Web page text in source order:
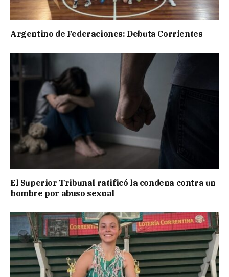
Argentino de Federaciones: Debuta Corrientes
El Superior Tribunal ratificó la condena contra un
hombre por abuso sexual